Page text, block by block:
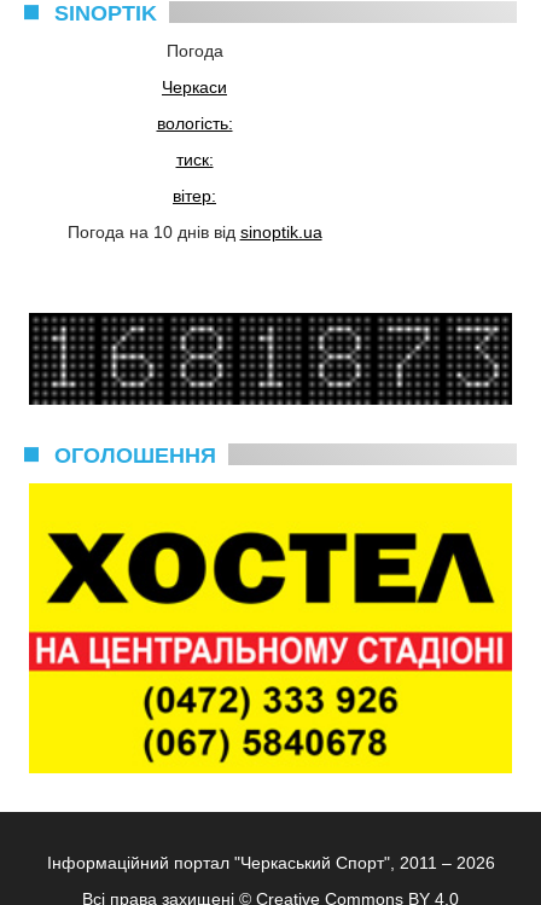
SINOPTIK
Погода
Черкаси
вологість:
тиск:
вітер:
Погода на 10 днів від sinoptik.ua
ОГОЛОШЕННЯ
Інформаційний портал "Черкаський Спорт", 2011 – 2026
Всі права захищені © Creative Commons BY 4.0